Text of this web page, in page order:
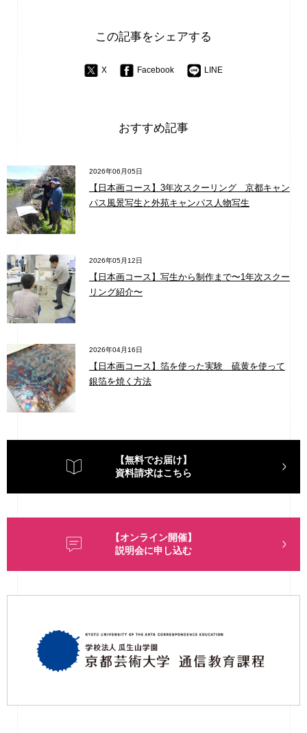
この記事をシェアする
X Facebook LINE
おすすめ記事
2026年06月05日
【日本画コース】3年次スクーリング 京都キャン
パス風景写生と外苑キャンパス人物写生
2026年05月12日
【日本画コース】写生から制作まで〜1年次スクー
リング紹介〜
2026年04月16日
【日本画コース】箔を使った実験 硫黄を使って
銀箔を焼く方法
【無料でお届け】
資料請求はこちら
【オンライン開催】
説明会に申し込む